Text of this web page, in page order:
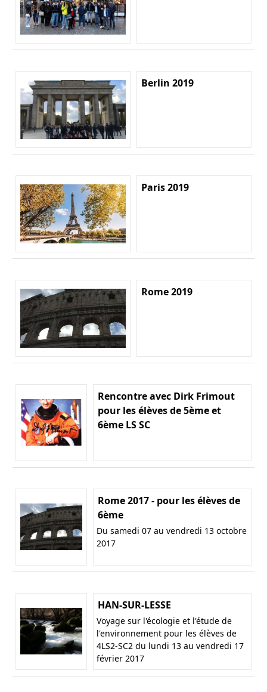
Berlin 2019
Paris 2019
Rome 2019
Rencontre avec Dirk Frimout
pour les élèves de 5ème et
6ème LS SC
Rome 2017 - pour les élèves de
6ème
Du samedi 07 au vendredi 13 octobre
2017
HAN-SUR-LESSE
Voyage sur l'écologie et l'étude de
l'environnement pour les élèves de
4LS2-SC2 du lundi 13 au vendredi 17
février 2017